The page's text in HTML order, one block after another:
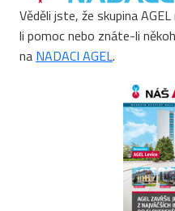
Věděli jste, že skupina
li pomoc nebo znáte-li
na NADACI AGEL.